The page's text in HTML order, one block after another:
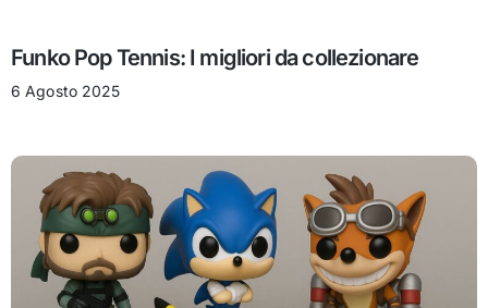
Funko Pop Tennis: I migliori da collezionare
6 Agosto 2025